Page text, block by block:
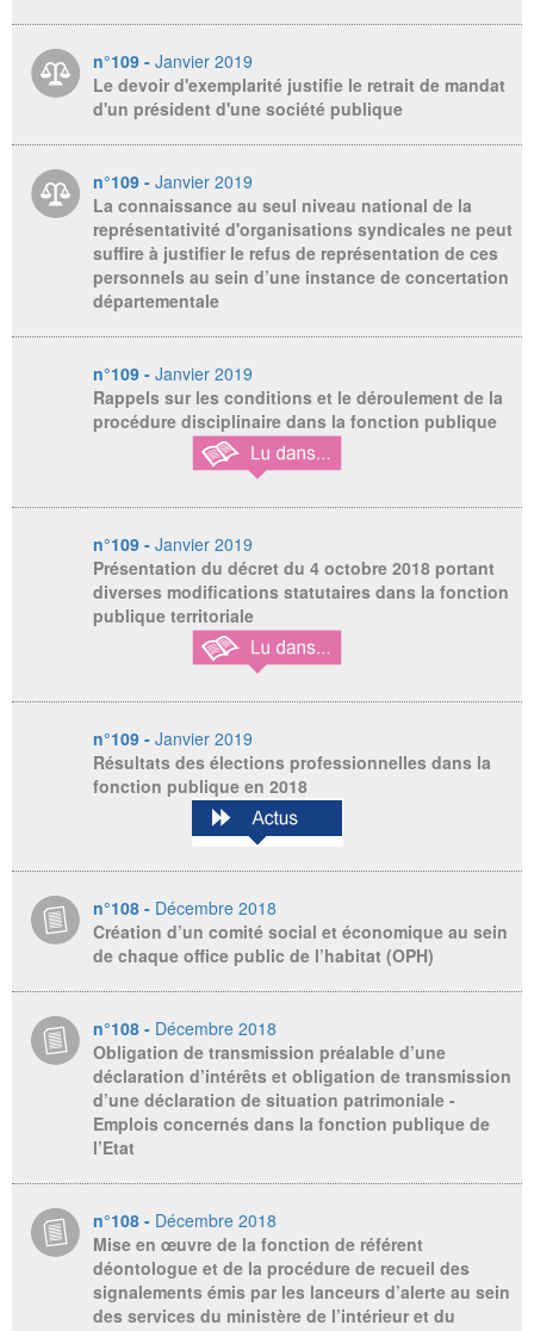
n°109 - Janvier 2019
Le devoir d'exemplarité justifie le retrait de mandat
d'un président d'une société publique
n°109 - Janvier 2019
La connaissance au seul niveau national de la
représentativité d'organisations syndicales ne peut
suffire à justifier le refus de représentation de ces
personnels au sein d’une instance de concertation
départementale
n°109 - Janvier 2019
Rappels sur les conditions et le déroulement de la
procédure disciplinaire dans la fonction publique
n°109 - Janvier 2019
Présentation du décret du 4 octobre 2018 portant
diverses modifications statutaires dans la fonction
publique territoriale
n°109 - Janvier 2019
Résultats des élections professionnelles dans la
fonction publique en 2018
n°108 - Décembre 2018
Création d’un comité social et économique au sein
de chaque office public de l’habitat (OPH)
n°108 - Décembre 2018
Obligation de transmission préalable d’une
déclaration d’intérêts et obligation de transmission
d’une déclaration de situation patrimoniale -
Emplois concernés dans la fonction publique de
l’Etat
n°108 - Décembre 2018
Mise en œuvre de la fonction de référent
déontologue et de la procédure de recueil des
signalements émis par les lanceurs d’alerte au sein
des services du ministère de l’intérieur et du